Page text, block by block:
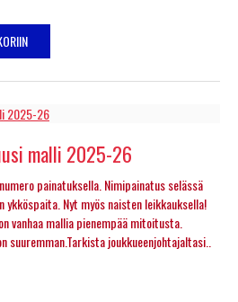
malli 2025-26
painatuksella. Nimipainatus selässä
ykköspaita. Nyt myös naisten leikkauksella!
vanhaa mallia pienempää mitoitusta.
suuremman.Tarkista joukkueenjohtajaltasi..